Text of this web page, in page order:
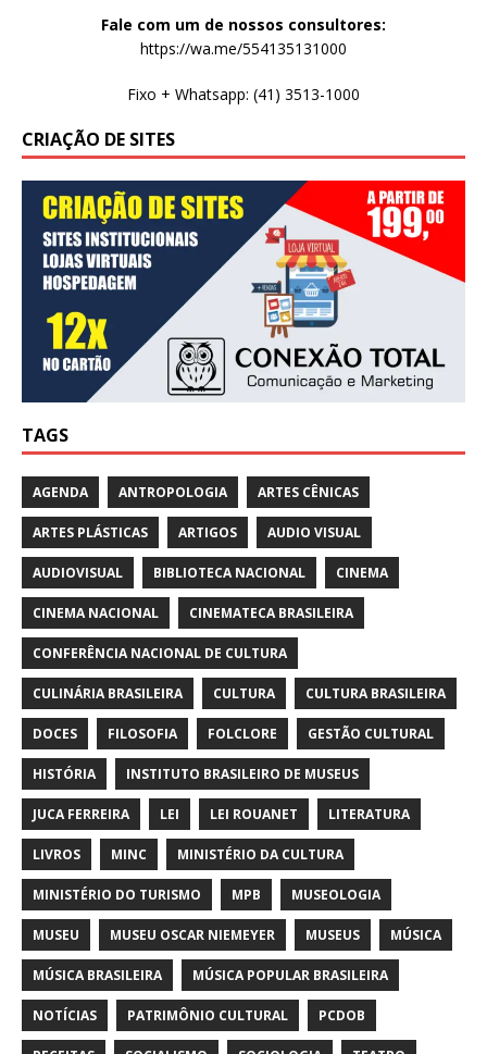
Fale com um de nossos consultores:
https://wa.me/554135131000
Fixo + Whatsapp: (41) 3513-1000
CRIAÇÃO DE SITES
TAGS
AGENDA ANTROPOLOGIA ARTES CÊNICAS
ARTES PLÁSTICAS ARTIGOS AUDIO VISUAL
AUDIOVISUAL BIBLIOTECA NACIONAL CINEMA
CINEMA NACIONAL CINEMATECA BRASILEIRA
CONFERÊNCIA NACIONAL DE CULTURA
CULINÁRIA BRASILEIRA CULTURA CULTURA BRASILEIRA
DOCES FILOSOFIA FOLCLORE GESTÃO CULTURAL
HISTÓRIA INSTITUTO BRASILEIRO DE MUSEUS
JUCA FERREIRA LEI LEI ROUANET LITERATURA
LIVROS MINC MINISTÉRIO DA CULTURA
MINISTÉRIO DO TURISMO MPB MUSEOLOGIA
MUSEU MUSEU OSCAR NIEMEYER MUSEUS MÚSICA
MÚSICA BRASILEIRA MÚSICA POPULAR BRASILEIRA
NOTÍCIAS PATRIMÔNIO CULTURAL PCDOB